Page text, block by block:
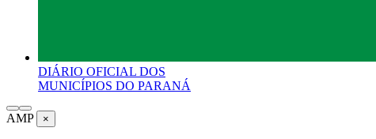
DIÁRIO OFICIAL DOS
MUNICÍPIOS DO PARANÁ
AMP ×